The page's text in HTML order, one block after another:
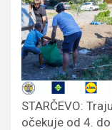
STARČEVO:
očekuje od 4.